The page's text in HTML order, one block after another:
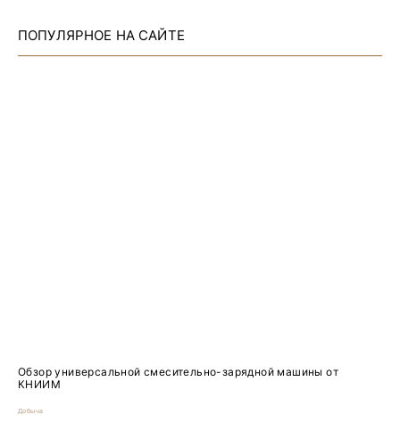
ПОПУЛЯРНОЕ НА САЙТЕ
Обзор универсальной смесительно-зарядной машины от
КНИИМ
Добыча